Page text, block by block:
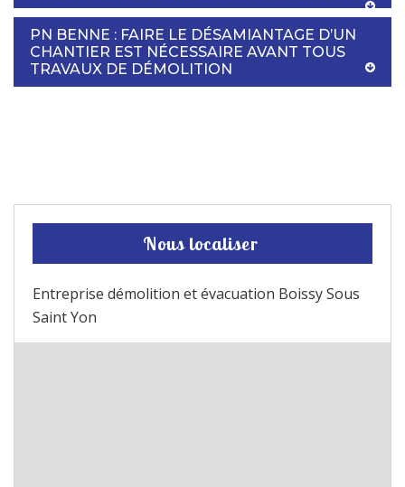
PN BENNE : FAIRE LE DÉSAMIANTAGE D’UN
CHANTIER EST NÉCESSAIRE AVANT TOUS
TRAVAUX DE DÉMOLITION
Nous localiser
Entreprise démolition et évacuation Boissy Sous
Saint Yon